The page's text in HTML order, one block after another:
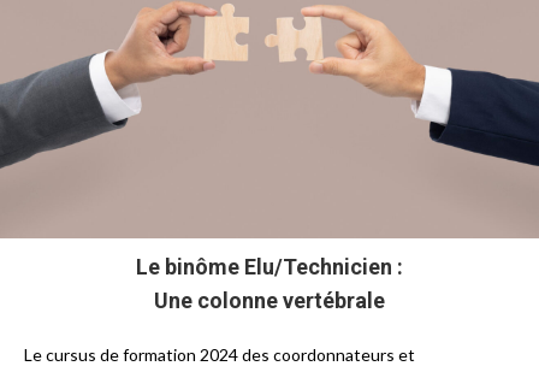
Le binôme Elu/Technicien :
Une colonne vertébrale
Le cursus de formation 2024 des coordonnateurs et